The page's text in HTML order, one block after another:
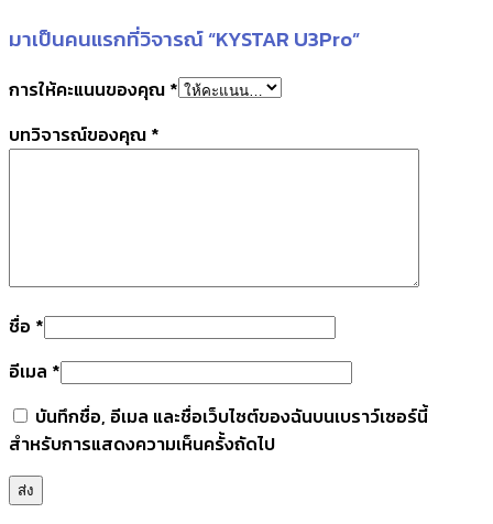
มาเป็นคนแรกที่วิจารณ์ “KYSTAR U3Pro”
การให้คะแนนของคุณ *
บทวิจารณ์ของคุณ *
ชื่อ *
อีเมล *
บันทึกชื่อ, อีเมล และชื่อเว็บไซต์ของฉันบนเบราว์เซอร์นี้
สำหรับการแสดงความเห็นครั้งถัดไป